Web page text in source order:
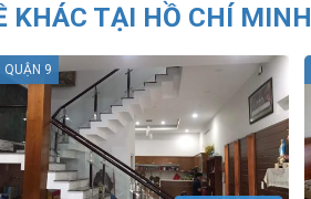
KHÁC TẠI HỒ CHÍ MINH
QUẬN 9